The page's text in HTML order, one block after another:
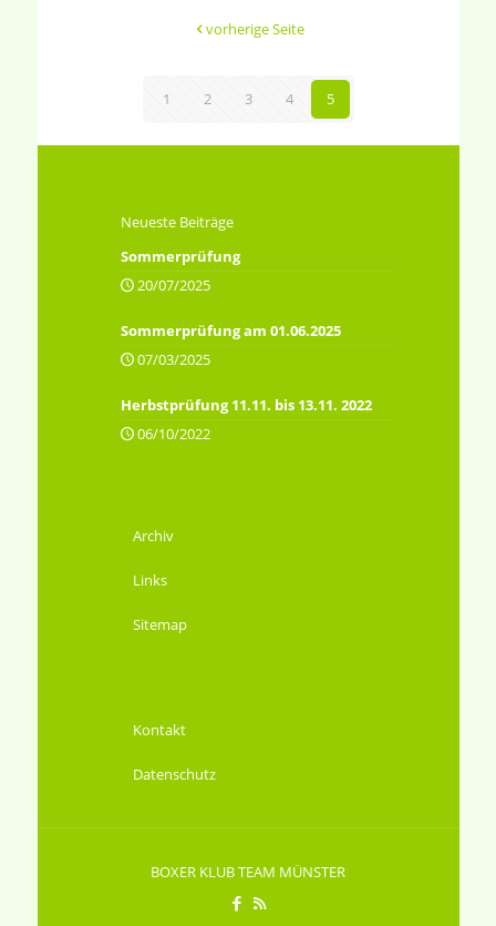
vorherige Seite
1 2 3 4 5
Neueste Beiträge
Sommerprüfung
20/07/2025
Sommerprüfung am 01.06.2025
07/03/2025
Herbstprüfung 11.11. bis 13.11. 2022
06/10/2022
Archiv
Links
Sitemap
Kontakt
Datenschutz
BOXER KLUB TEAM MÜNSTER